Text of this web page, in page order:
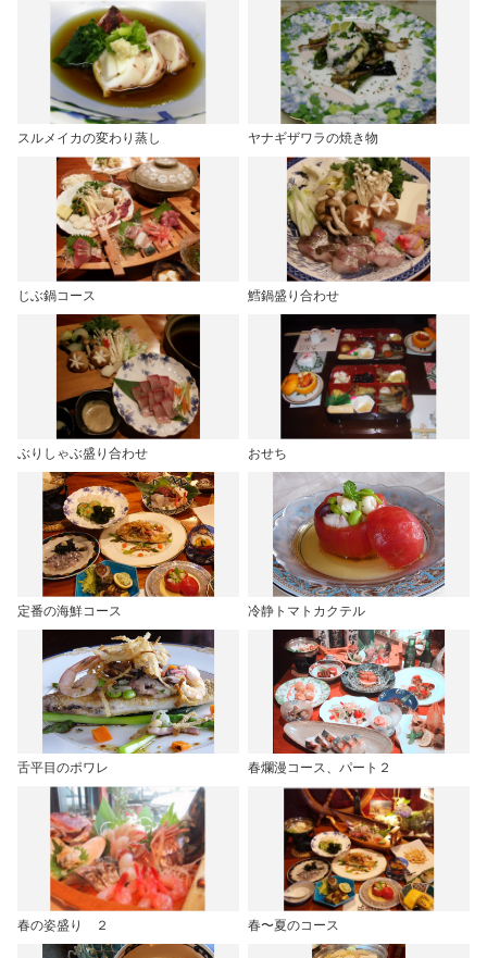
スルメイカの変わり蒸し ヤナギザワラの焼き物
じぶ鍋コース 鱈鍋盛り合わせ
ぶりしゃぶ盛り合わせ おせち
定番の海鮮コース 冷静トマトカクテル
舌平目のポワレ 春爛漫コース、パート２
春の姿盛り ２ 春〜夏のコース